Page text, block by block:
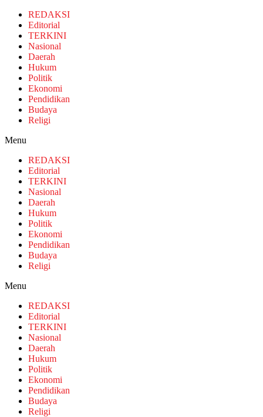
REDAKSI
Editorial
TERKINI
Nasional
Daerah
Hukum
Politik
Ekonomi
Pendidikan
Budaya
Religi
Menu
REDAKSI
Editorial
TERKINI
Nasional
Daerah
Hukum
Politik
Ekonomi
Pendidikan
Budaya
Religi
Menu
REDAKSI
Editorial
TERKINI
Nasional
Daerah
Hukum
Politik
Ekonomi
Pendidikan
Budaya
Religi